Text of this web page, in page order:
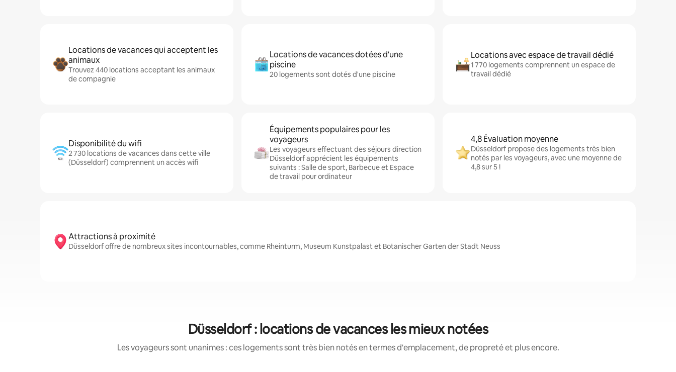
Locations de vacances qui acceptent les
animaux
Trouvez 440 locations acceptant les animaux
de compagnie
Locations de vacances dotées d'une
piscine
20 logements sont dotés d'une piscine
Locations avec espace de travail dédié
1 770 logements comprennent un espace de
travail dédié
Disponibilité du wifi
2 730 locations de vacances dans cette ville
(Düsseldorf) comprennent un accès wifi
Équipements populaires pour les
voyageurs
Les voyageurs effectuant des séjours direction
Düsseldorf apprécient les équipements
suivants : Salle de sport, Barbecue et Espace
de travail pour ordinateur
4,8 Évaluation moyenne
Düsseldorf propose des logements très bien
notés par les voyageurs, avec une moyenne de
4,8 sur 5 !
Attractions à proximité
Düsseldorf offre de nombreux sites incontournables, comme Rheinturm, Museum Kunstpalast et Botanischer Garten der Stadt Neuss
Düsseldorf : locations de vacances les mieux notées
Les voyageurs sont unanimes : ces logements sont très bien notés en termes d'emplacement, de propreté et plus encore.